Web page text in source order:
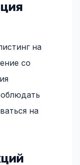
на
со
на